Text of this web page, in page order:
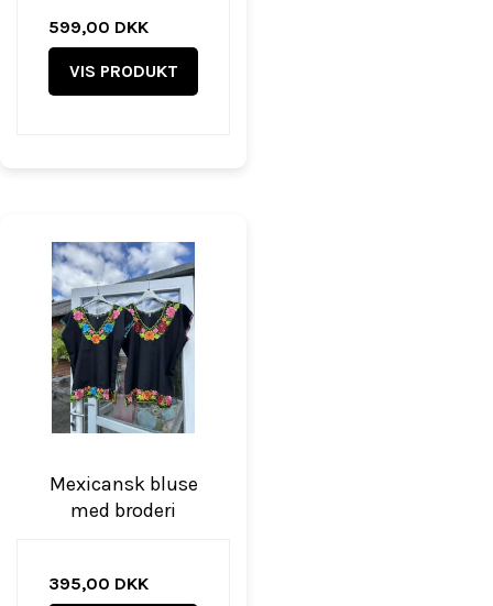
599,00 DKK
VIS PRODUKT
Mexicansk bluse
med broderi
395,00 DKK